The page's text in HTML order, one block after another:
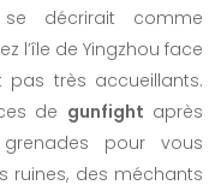
décrirait comme
l’île de Yingzhou face
très accueillants.
de gunfight après
pour vous
ruines, des méchants